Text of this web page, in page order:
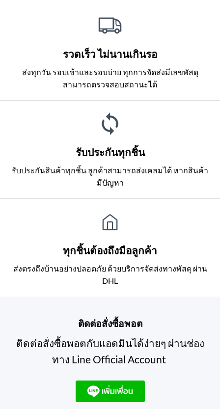
รวดเร็ว ไม่นานเกินรอ
ส่งทุกวัน รอบเช้าและรอบบ่าย ทุกการจัดส่งมีเลขพัสดุ
สามารถตรวจสอบสถานะได้
รับประกันทุกชิ้น
รับประกันสินค้าทุกชิ้น ลูกค้าสามารถส่งเคลมได้ หากสินค้า
มีปัญหา
ทุกชิ้นต้องถึงมือลูกค้า
ส่งตรงถึงบ้านอย่างปลอดภัย ด้วยบริการจัดส่งทางพัสดุ ผ่าน
DHL
ติดต่อสั่งซื้อพอต
ติดต่อสั่งซื้อพอตกับแอดมินได้ง่ายๆ ผ่านช่อง
ทาง Line Official Account